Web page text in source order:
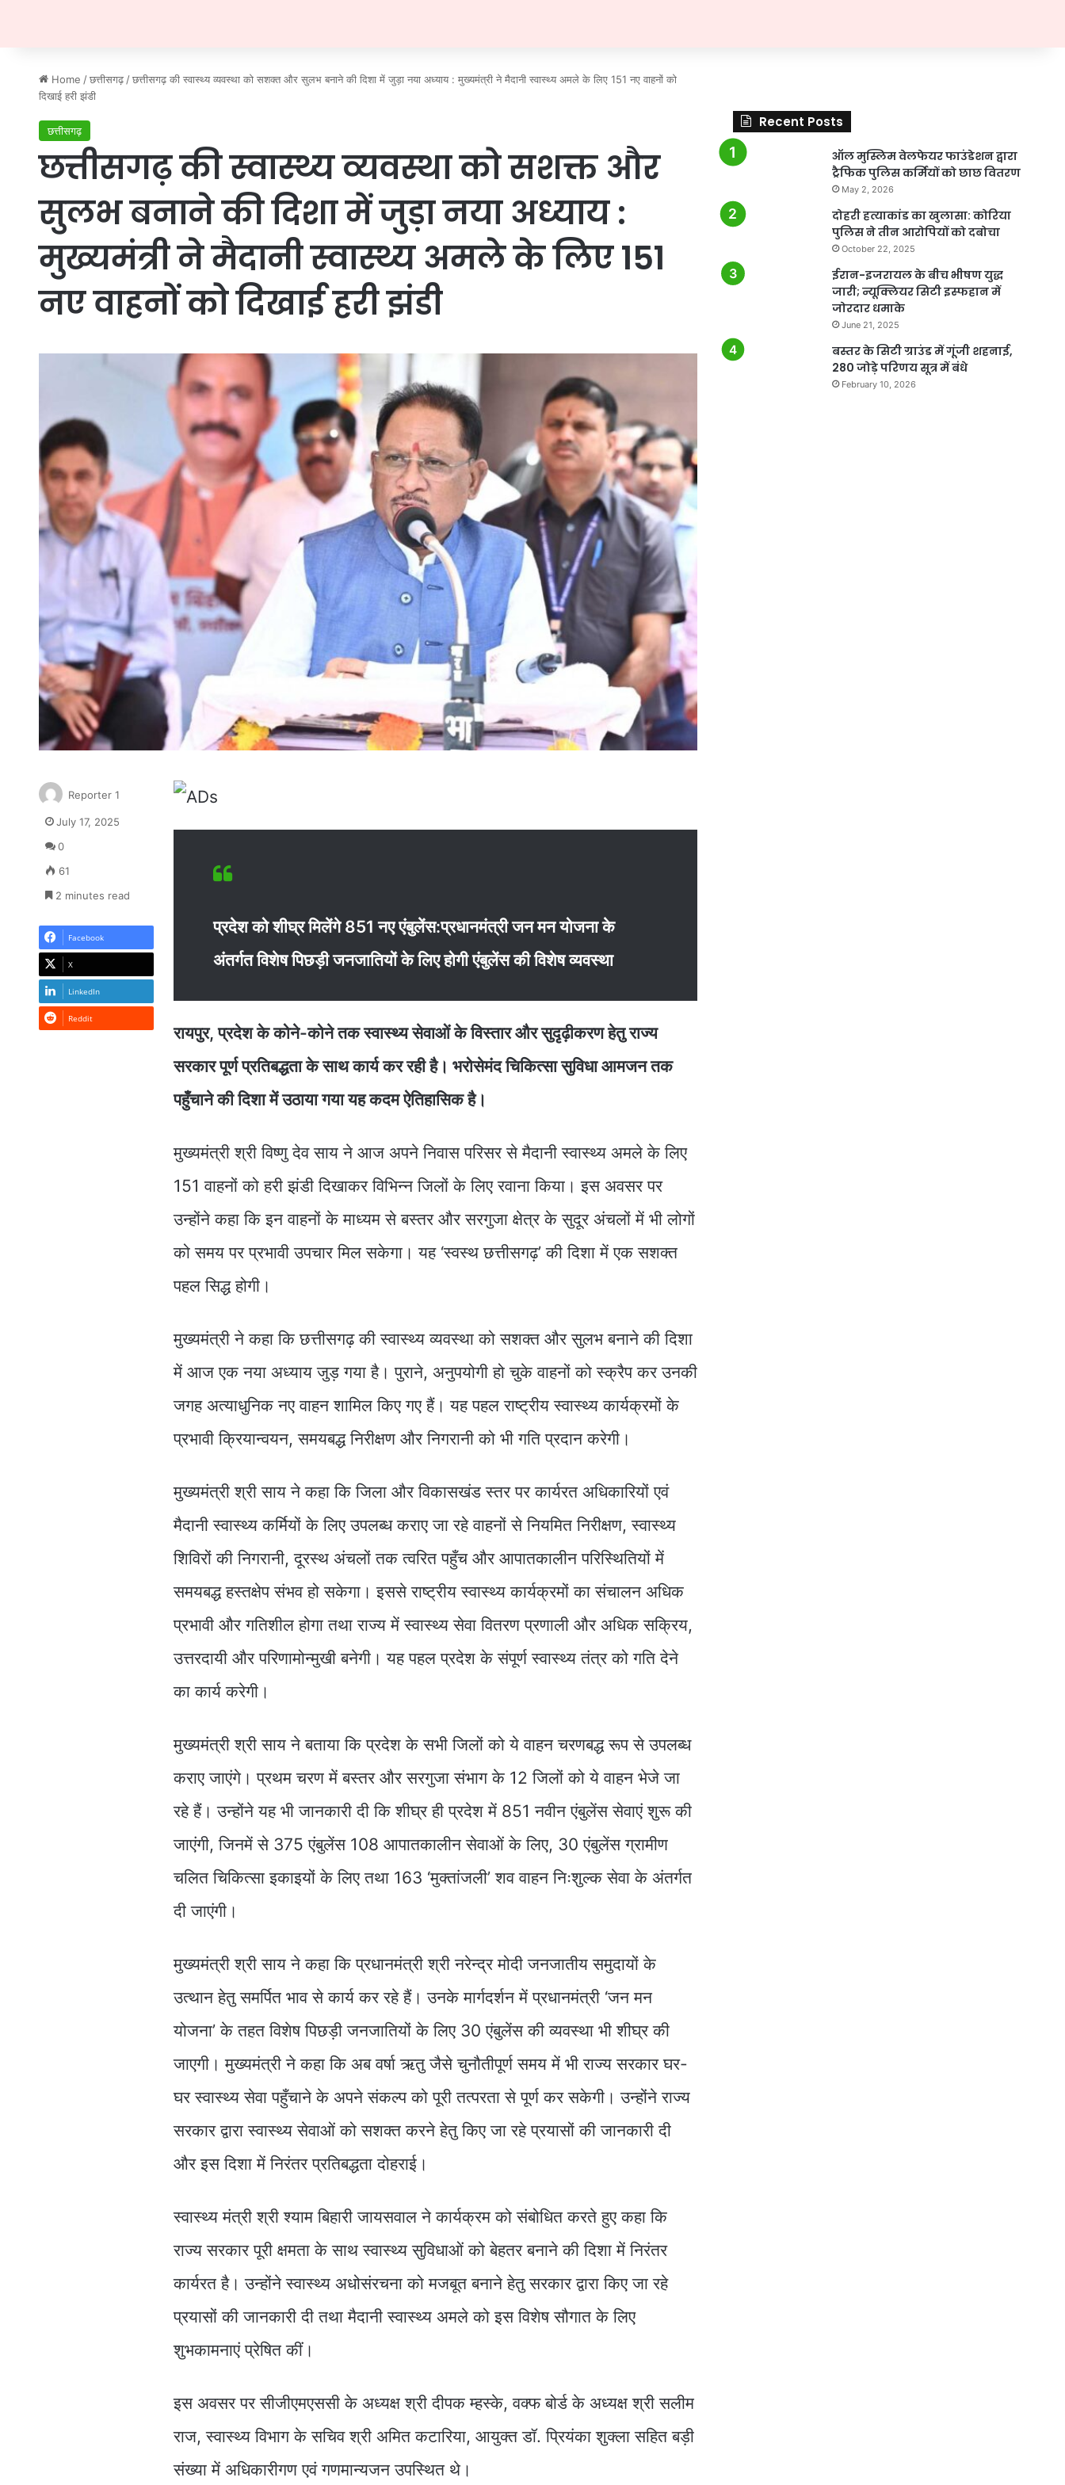
Home / छत्तीसगढ़ / छत्तीसगढ़ की स्वास्थ्य व्यवस्था को सशक्त और सुलभ बनाने की दिशा में जुड़ा नया अध्याय : मुख्यमंत्री ने मैदानी स्वास्थ्य अमले के लिए 151 नए वाहनों को
दिखाई हरी झंडी
छत्तीसगढ़
छत्तीसगढ़ की स्वास्थ्य व्यवस्था को सशक्त और
सुलभ बनाने की दिशा में जुड़ा नया अध्याय :
मुख्यमंत्री ने मैदानी स्वास्थ्य अमले के लिए 151
नए वाहनों को दिखाई हरी झंडी
प्रदेश को शीघ्र मिलेंगे 851 नए एंबुलेंस:प्रधानमंत्री जन मन योजना के
अंतर्गत विशेष पिछड़ी जनजातियों के लिए होगी एंबुलेंस की विशेष व्यवस्था
रायपुर, प्रदेश के कोने-कोने तक स्वास्थ्य सेवाओं के विस्तार और सुदृढ़ीकरण हेतु राज्य
सरकार पूर्ण प्रतिबद्धता के साथ कार्य कर रही है। भरोसेमंद चिकित्सा सुविधा आमजन तक
पहुँचाने की दिशा में उठाया गया यह कदम ऐतिहासिक है।
मुख्यमंत्री श्री विष्णु देव साय ने आज अपने निवास परिसर से मैदानी स्वास्थ्य अमले के लिए
151 वाहनों को हरी झंडी दिखाकर विभिन्न जिलों के लिए रवाना किया। इस अवसर पर
उन्होंने कहा कि इन वाहनों के माध्यम से बस्तर और सरगुजा क्षेत्र के सुदूर अंचलों में भी लोगों
को समय पर प्रभावी उपचार मिल सकेगा। यह ‘स्वस्थ छत्तीसगढ़’ की दिशा में एक सशक्त
पहल सिद्ध होगी।
मुख्यमंत्री ने कहा कि छत्तीसगढ़ की स्वास्थ्य व्यवस्था को सशक्त और सुलभ बनाने की दिशा
में आज एक नया अध्याय जुड़ गया है। पुराने, अनुपयोगी हो चुके वाहनों को स्क्रैप कर उनकी
जगह अत्याधुनिक नए वाहन शामिल किए गए हैं। यह पहल राष्ट्रीय स्वास्थ्य कार्यक्रमों के
प्रभावी क्रियान्वयन, समयबद्ध निरीक्षण और निगरानी को भी गति प्रदान करेगी।
मुख्यमंत्री श्री साय ने कहा कि जिला और विकासखंड स्तर पर कार्यरत अधिकारियों एवं
मैदानी स्वास्थ्य कर्मियों के लिए उपलब्ध कराए जा रहे वाहनों से नियमित निरीक्षण, स्वास्थ्य
शिविरों की निगरानी, दूरस्थ अंचलों तक त्वरित पहुँच और आपातकालीन परिस्थितियों में
समयबद्ध हस्तक्षेप संभव हो सकेगा। इससे राष्ट्रीय स्वास्थ्य कार्यक्रमों का संचालन अधिक
प्रभावी और गतिशील होगा तथा राज्य में स्वास्थ्य सेवा वितरण प्रणाली और अधिक सक्रिय,
उत्तरदायी और परिणामोन्मुखी बनेगी। यह पहल प्रदेश के संपूर्ण स्वास्थ्य तंत्र को गति देने
का कार्य करेगी।
मुख्यमंत्री श्री साय ने बताया कि प्रदेश के सभी जिलों को ये वाहन चरणबद्ध रूप से उपलब्ध
कराए जाएंगे। प्रथम चरण में बस्तर और सरगुजा संभाग के 12 जिलों को ये वाहन भेजे जा
रहे हैं। उन्होंने यह भी जानकारी दी कि शीघ्र ही प्रदेश में 851 नवीन एंबुलेंस सेवाएं शुरू की
जाएंगी, जिनमें से 375 एंबुलेंस 108 आपातकालीन सेवाओं के लिए, 30 एंबुलेंस ग्रामीण
चलित चिकित्सा इकाइयों के लिए तथा 163 ‘मुक्तांजली’ शव वाहन निःशुल्क सेवा के अंतर्गत
दी जाएंगी।
मुख्यमंत्री श्री साय ने कहा कि प्रधानमंत्री श्री नरेन्द्र मोदी जनजातीय समुदायों के
उत्थान हेतु समर्पित भाव से कार्य कर रहे हैं। उनके मार्गदर्शन में प्रधानमंत्री ‘जन मन
योजना’ के तहत विशेष पिछड़ी जनजातियों के लिए 30 एंबुलेंस की व्यवस्था भी शीघ्र की
जाएगी। मुख्यमंत्री ने कहा कि अब वर्षा ऋतु जैसे चुनौतीपूर्ण समय में भी राज्य सरकार घर-
घर स्वास्थ्य सेवा पहुँचाने के अपने संकल्प को पूरी तत्परता से पूर्ण कर सकेगी। उन्होंने राज्य
सरकार द्वारा स्वास्थ्य सेवाओं को सशक्त करने हेतु किए जा रहे प्रयासों की जानकारी दी
और इस दिशा में निरंतर प्रतिबद्धता दोहराई।
स्वास्थ्य मंत्री श्री श्याम बिहारी जायसवाल ने कार्यक्रम को संबोधित करते हुए कहा कि
राज्य सरकार पूरी क्षमता के साथ स्वास्थ्य सुविधाओं को बेहतर बनाने की दिशा में निरंतर
कार्यरत है। उन्होंने स्वास्थ्य अधोसंरचना को मजबूत बनाने हेतु सरकार द्वारा किए जा रहे
प्रयासों की जानकारी दी तथा मैदानी स्वास्थ्य अमले को इस विशेष सौगात के लिए
शुभकामनाएं प्रेषित कीं।
इस अवसर पर सीजीएमएससी के अध्यक्ष श्री दीपक म्हस्के, वक्फ बोर्ड के अध्यक्ष श्री सलीम
राज, स्वास्थ्य विभाग के सचिव श्री अमित कटारिया, आयुक्त डॉ. प्रियंका शुक्ला सहित बड़ी
संख्या में अधिकारीगण एवं गणमान्यजन उपस्थित थे।
Reporter 1
July 17, 2025
0
61
2 minutes read
Facebook
X
LinkedIn
Reddit
Recent Posts
ऑल मुस्लिम वेलफेयर फाउंडेशन द्वारा
ट्रैफिक पुलिस कर्मियों को छाछ वितरण
May 2, 2026
दोहरी हत्याकांड का खुलासा: कोरिया
पुलिस ने तीन आरोपियों को दबोचा
October 22, 2025
ईरान-इजरायल के बीच भीषण युद्ध
जारी; न्यूक्लियर सिटी इस्फहान में
जोरदार धमाके
June 21, 2025
बस्तर के सिटी ग्राउंड में गूंजी शहनाई,
280 जोड़े परिणय सूत्र में बंधे
February 10, 2026